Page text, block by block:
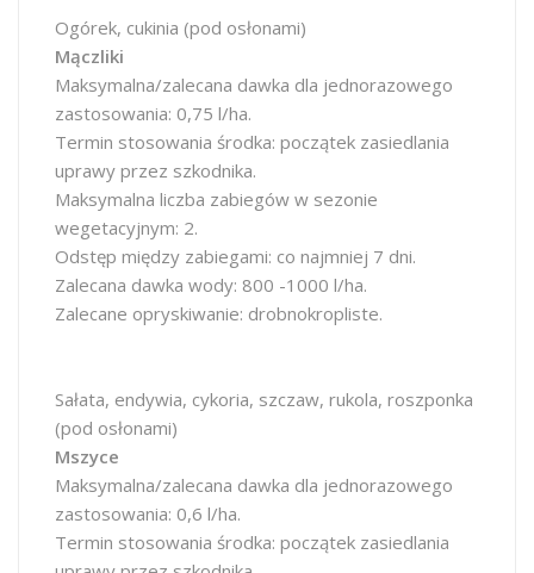
Ogórek, cukinia (pod osłonami)
Mączliki
Maksymalna/zalecana dawka dla jednorazowego
zastosowania: 0,75 l/ha.
Termin stosowania środka: początek zasiedlania
uprawy przez szkodnika.
Maksymalna liczba zabiegów w sezonie
wegetacyjnym: 2.
Odstęp między zabiegami: co najmniej 7 dni.
Zalecana dawka wody: 800 -1000 l/ha.
Zalecane opryskiwanie: drobnokropliste.
Sałata, endywia, cykoria, szczaw, rukola, roszponka
(pod osłonami)
Mszyce
Maksymalna/zalecana dawka dla jednorazowego
zastosowania: 0,6 l/ha.
Termin stosowania środka: początek zasiedlania